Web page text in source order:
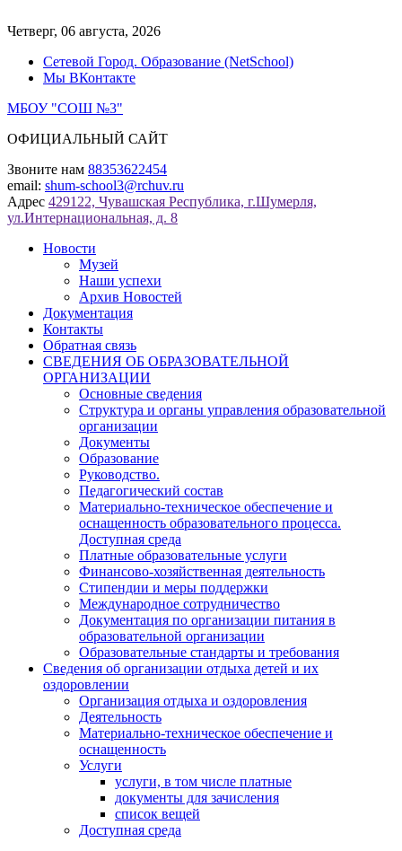
к
Четверг, 06 августа, 2026
Сетевой Город. Образование (NetSchool)
Мы ВКонтакте
МБОУ "СОШ №3"
ОФИЦИАЛЬНЫЙ САЙТ
Звоните нам 88353622454
email: shum-school3@rchuv.ru
Адрес 429122, Чувашская Республика, г.Шумерля,
ул.Интернациональная, д. 8
Новости
Музей
Наши успехи
Архив Новостей
Документация
Контакты
Обратная связь
СВЕДЕНИЯ ОБ ОБРАЗОВАТЕЛЬНОЙ
ОРГАНИЗАЦИИ
Основные сведения
Структура и органы управления образовательной
организации
Документы
Образование
Руководство.
Педагогический состав
Материально-техническое обеспечение и
оснащенность образовательного процесса.
Доступная среда
Платные образовательные услуги
Финансово-хозяйственная деятельность
Стипендии и меры поддержки
Международное сотрудничество
Документация по организации питания в
образовательной организации
Образовательные стандарты и требования
Сведения об организации отдыха детей и их
оздоровлении
Организация отдыха и оздоровления
Деятельность
Материально-техническое обеспечение и
оснащенность
Услуги
услуги, в том числе платные
документы для зачисления
список вещей
Доступная среда